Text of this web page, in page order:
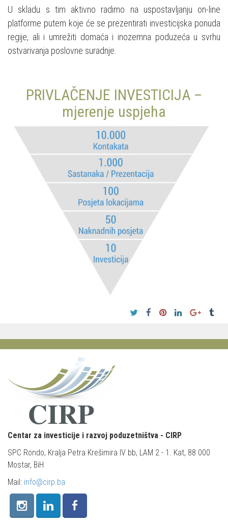
U skladu s tim aktivno radimo na uspostavljanju on-line
platforme putem koje će se prezentirati investicijska ponuda
regije, ali i umrežiti domaća i inozemna poduzeća u svrhu
ostvarivanja poslovne suradnje.
PRIVLAČENJE INVESTICIJA –
mjerenje uspjeha
Centar za investicije i razvoj poduzetništva - CIRP
SPC Rondo, Kralja Petra Krešimira IV bb, LAM 2 - 1. Kat, 88 000
Mostar, BiH
Mail: info@cirp.ba